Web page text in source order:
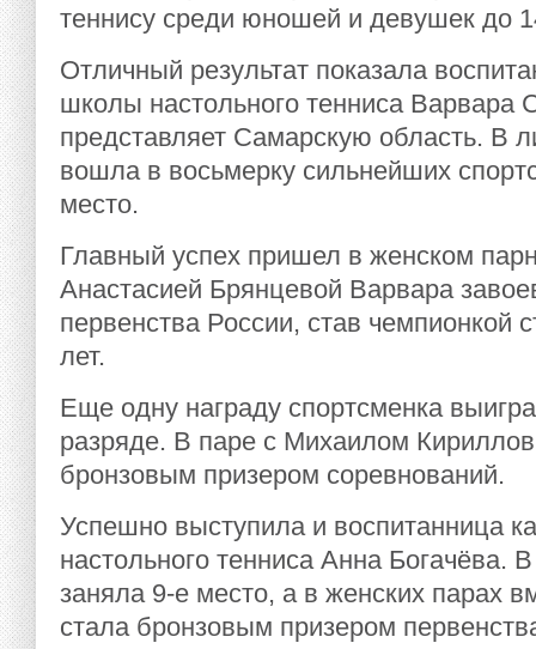
теннису среди юношей и девушек до
Отличный результат показала
школы настольного тенниса Варвара
представляет Самарскую область. В
вошла в восьмерку сильнейших
место.
Главный успех пришел в женском
Анастасией Брянцевой Варвара
первенства России, став чемпионкой
лет.
Еще одну награду спортсменка
разряде. В паре с Михаилом
бронзовым призером соревнований.
Успешно выступила и воспитанница
настольного тенниса Анна Богачёва.
заняла 9-е место, а в женских парах
стала бронзовым призером